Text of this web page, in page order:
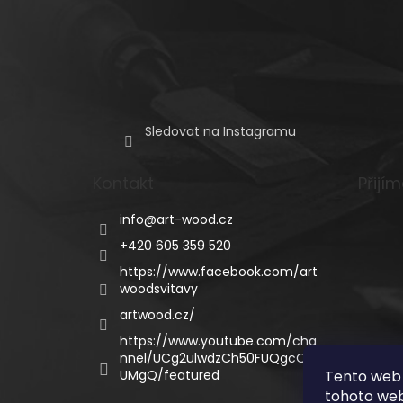
Tento
tohoto
Sledovat na Instagramu
info@art-wood.cz
+420 605 359 520
https://www.facebook.com/art
woodsvitavy
artwood.cz/
https://www.youtube.com/cha
nnel/UCg2ulwdzCh50FUQgcQC
UMgQ/featured